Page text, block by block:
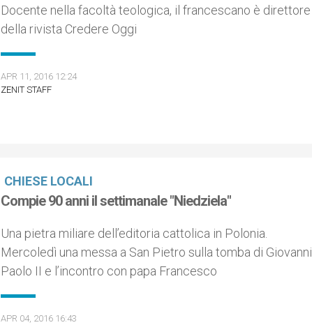
Docente nella facoltà teologica, il francescano è direttore
della rivista Credere Oggi
APR 11, 2016 12:24
ZENIT STAFF
CHIESE LOCALI
Compie 90 anni il settimanale "Niedziela"
Una pietra miliare dell’editoria cattolica in Polonia.
Mercoledì una messa a San Pietro sulla tomba di Giovanni
Paolo II e l’incontro con papa Francesco
APR 04, 2016 16:43